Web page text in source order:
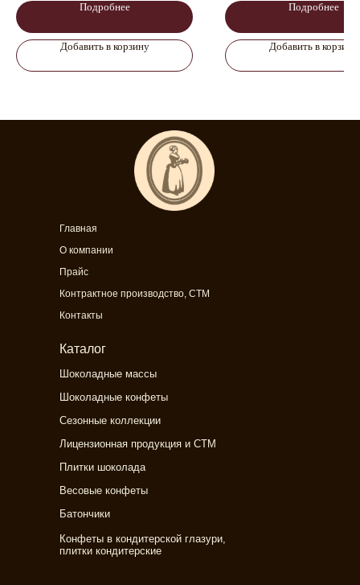
Подробнее
Добавить в корзину
Срок годности: 9 мес
Размер гофрокороба: 390 х
Подробнее
Добавить в корзину
Шоколадные массы
Шоколадные конфеты
Сезонные коллекции
Лицензионная продукция и СТМ
Плитки шоколада
Весовые конфеты
Каталог
Батончики
Конфеты в кондитерской глазури,
плитки кондитерские
Прайс
Контрактное производство, СТМ
Контакты
Главная
О компании